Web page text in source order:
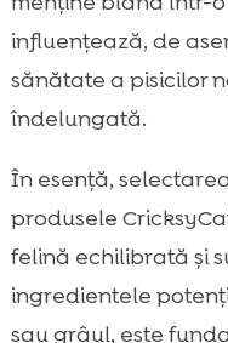
influențează, de
sănătate a pisicilor
îndelungată.
În esență,
produsele
felină echilibrată și
ingredientele
sau grâul, este